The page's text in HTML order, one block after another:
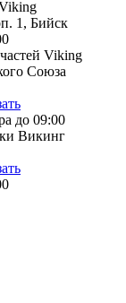
1, Бийск
Viking
Союза
до 09:00
Викинг